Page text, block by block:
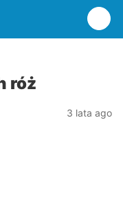
róż
3 lata ago